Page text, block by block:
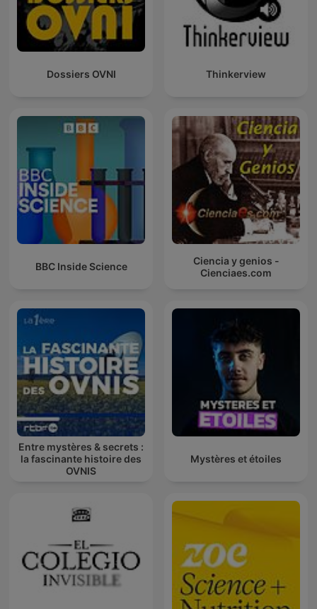
Dossiers OVNI Thinkerview
BBC Inside Science
Ciencia y genios -
Cienciaes.com
Entre mystères & secrets :
la fascinante histoire des
OVNIS
Mystères et étoiles